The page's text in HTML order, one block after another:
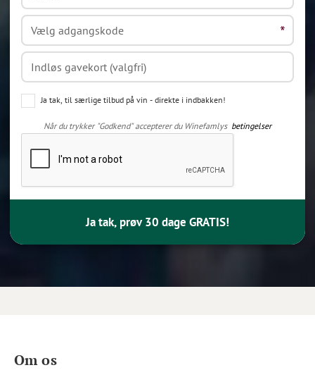
Ja tak, til særlige tilbud på vin - direkte i indbakken!
Når du trykker "Godkend" accepterer du Winefamlys betingelser
Ja tak, prøv 30 dage GRATIS!
Om os